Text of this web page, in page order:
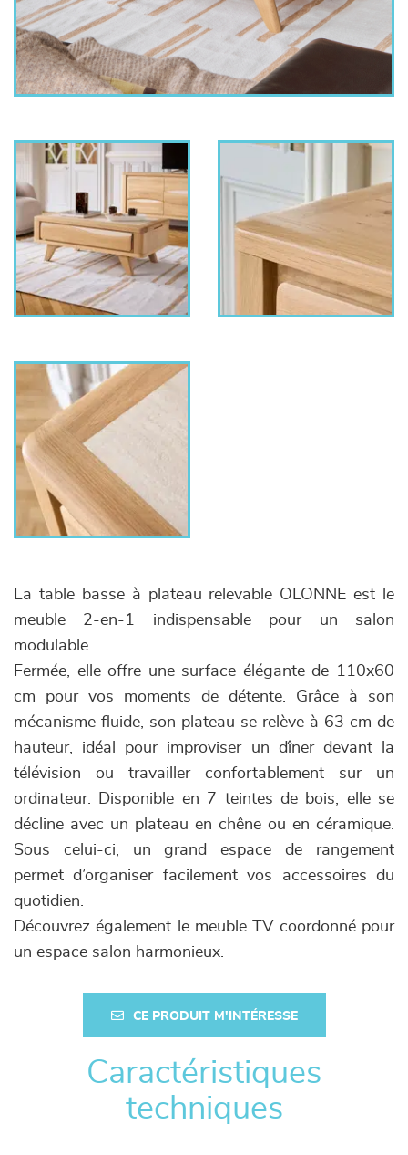
La table basse à plateau relevable OLONNE est le
meuble 2-en-1 indispensable pour un salon
modulable.
Fermée, elle offre une surface élégante de 110x60
cm pour vos moments de détente. Grâce à son
mécanisme fluide, son plateau se relève à 63 cm de
hauteur, idéal pour improviser un dîner devant la
télévision ou travailler confortablement sur un
ordinateur. Disponible en 7 teintes de bois, elle se
décline avec un plateau en chêne ou en céramique.
Sous celui-ci, un grand espace de rangement
permet d’organiser facilement vos accessoires du
quotidien.
Découvrez également le meuble TV coordonné pour
un espace salon harmonieux.
CE PRODUIT M'INTÉRESSE
Caractéristiques
techniques